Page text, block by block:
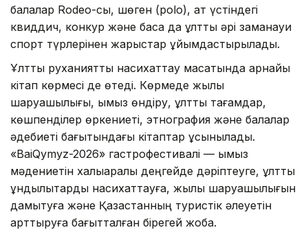
балалар Rodeo-сы, шөген (polo), ат үстіндегі
квиддич, конкур жəне басқа да ұлттық əрі заманауи
спорт түрлерінен жарыстар ұйымдастырылады.
Ұлттық руханиятты насихаттау мақсатында арнайы
кітап көрмесі де өтеді. Көрмеде жылқы
шаруашылығы, қымыз өндіру, ұлттық тағамдар,
көшпенділер өркениеті, этнография жəне балалар
əдебиеті бағытындағы кітаптар ұсынылады.
«BaiQymyz-2026» гастрофестивалі — қымыз
мəдениетін халықаралық деңгейде дəріптеуге, ұлттық
құндылықтарды насихаттауға, жылқы шаруашылығын
дамытуға жəне Қазақстанның туристік əлеуетін
арттыруға бағытталған бірегей жоба.